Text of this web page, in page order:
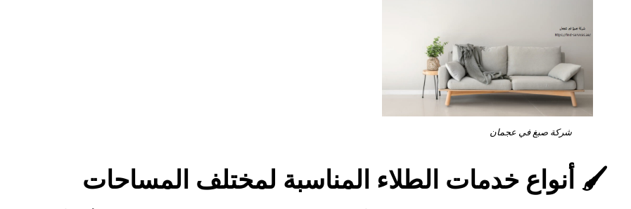
شركة صبغ في عجمان
🖌️ أنواع خدمات الطلاء المناسبة لمختلف المساحات